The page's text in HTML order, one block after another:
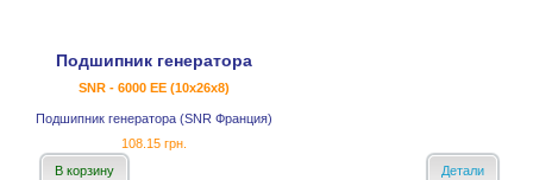
Подшипник генератора
SNR - 6000 EE (10x26x8)
Подшипник генератора (SNR Франция)
108.15 грн.
В корзину
Детали